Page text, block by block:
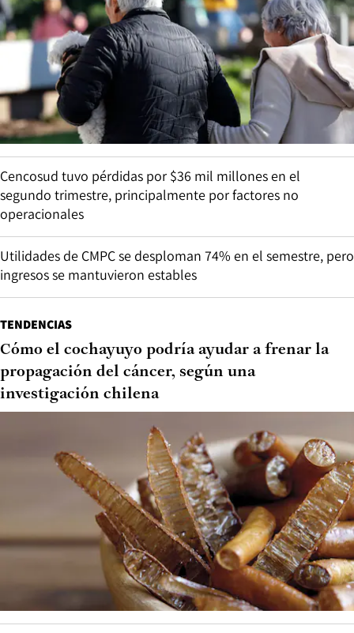
Cencosud tuvo pérdidas por $36 mil millones en el
segundo trimestre, principalmente por factores no
operacionales
Utilidades de CMPC se desploman 74% en el semestre, pero
ingresos se mantuvieron estables
TENDENCIAS
Cómo el cochayuyo podría ayudar a frenar la
propagación del cáncer, según una
investigación chilena